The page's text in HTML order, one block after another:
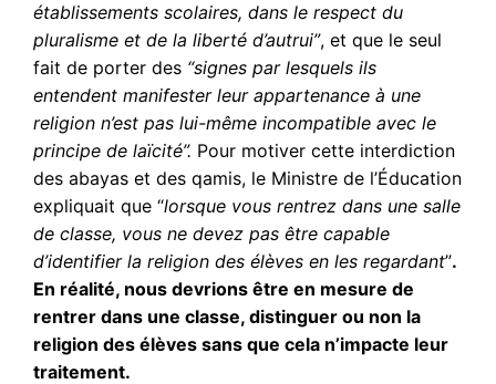
établissements scolaires, dans le respect du
pluralisme et de la liberté d’autrui”, et que le seul
fait de porter des “signes par lesquels ils
entendent manifester leur appartenance à une
religion n’est pas lui-même incompatible avec le
principe de laïcité”. Pour motiver cette interdiction
des abayas et des qamis, le Ministre de l’Éducation
expliquait que “lorsque vous rentrez dans une salle
de classe, vous ne devez pas être capable
d’identifier la religion des élèves en les regardant”.
En réalité, nous devrions être en mesure de
rentrer dans une classe, distinguer ou non la
religion des élèves sans que cela n’impacte leur
traitement.